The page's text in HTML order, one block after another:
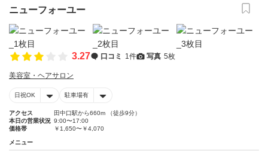
ニューフォーユー
3.27 口コミ 1件 写真 5枚
美容室・ヘアサロン
日祝OK 駐車場有
アクセス
田中口駅から660m （徒歩9分）
本日の営業状況 9:00〜17:00
価格帯
￥1,650〜￥4,070
メニュー